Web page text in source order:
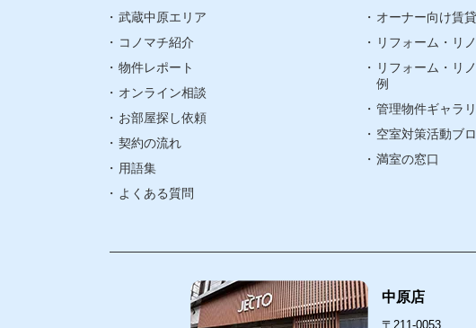
閲覧履歴
町名検索
武蔵小杉エリア
武蔵中原エリア
武蔵中原エリア
コノマチ紹介
物件レポート
オンライン相談
お部屋探し依頼
契約の流れ
用語集
よくある質問
オーナー向け賃
リフォーム・リ
リフォーム・リ
例
管理物件ギャラ
空室対策活動ブ
満室の窓口
中原店
〒211-0053